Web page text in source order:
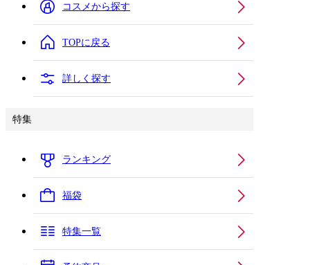
コスメから探す
TOPに戻る
詳しく探す
特集
ランキング
福袋
特集一覧